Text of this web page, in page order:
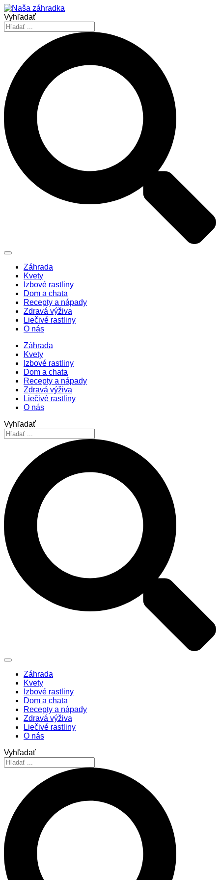
Vyhľadať
Záhrada
Kvety
Izbové rastliny
Dom a chata
Recepty a nápady
Zdravá výživa
Liečivé rastliny
O nás
Záhrada
Kvety
Izbové rastliny
Dom a chata
Recepty a nápady
Zdravá výživa
Liečivé rastliny
O nás
Vyhľadať
Záhrada
Kvety
Izbové rastliny
Dom a chata
Recepty a nápady
Zdravá výživa
Liečivé rastliny
O nás
Vyhľadať